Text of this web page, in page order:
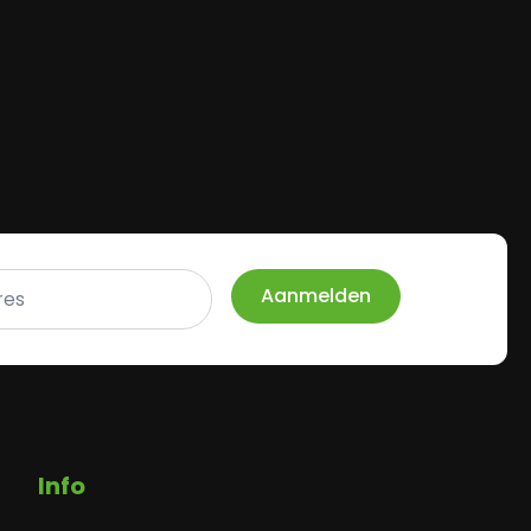
Aanmelden
Info